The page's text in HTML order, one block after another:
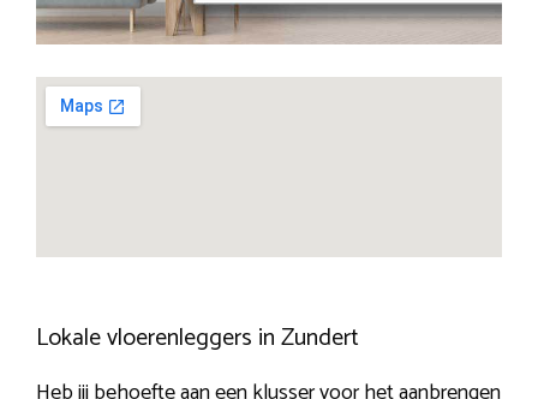
Lokale vloerenleggers in Zundert